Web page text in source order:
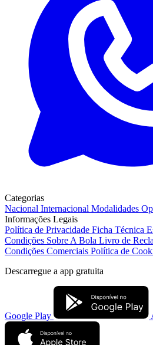
Categorias
Nacional Internacional Modalidades
Informações Legais
Política de Privacidade Ficha Técnica
Condições Sobre A Bola Livro de
Condições Comerciais Política de
Descarregue a app gratuita
Google Play